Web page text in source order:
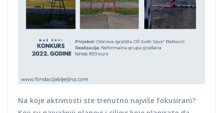
Na koje aktivnosti ste trenutno najviše fokusirani?